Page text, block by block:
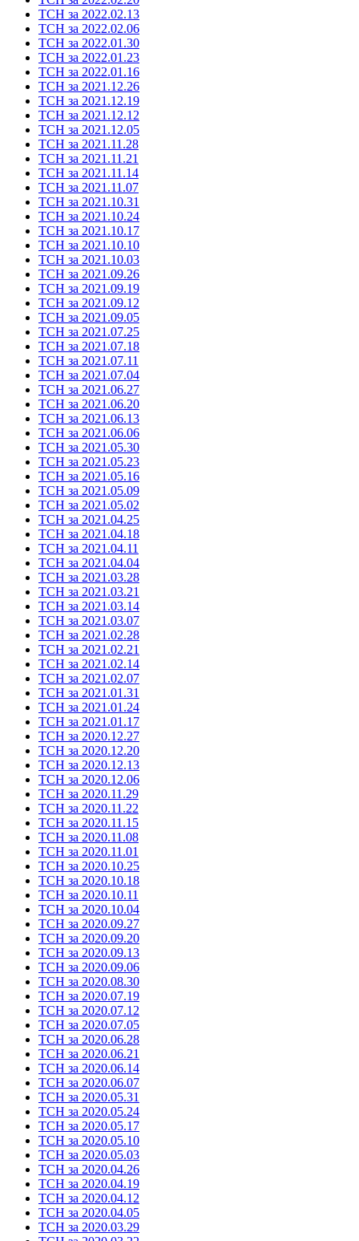
ТСН за 2022.02.13
ТСН за 2022.02.06
ТСН за 2022.01.30
ТСН за 2022.01.23
ТСН за 2022.01.16
ТСН за 2021.12.26
ТСН за 2021.12.19
ТСН за 2021.12.12
ТСН за 2021.12.05
ТСН за 2021.11.28
ТСН за 2021.11.21
ТСН за 2021.11.14
ТСН за 2021.11.07
ТСН за 2021.10.31
ТСН за 2021.10.24
ТСН за 2021.10.17
ТСН за 2021.10.10
ТСН за 2021.10.03
ТСН за 2021.09.26
ТСН за 2021.09.19
ТСН за 2021.09.12
ТСН за 2021.09.05
ТСН за 2021.07.25
ТСН за 2021.07.18
ТСН за 2021.07.11
ТСН за 2021.07.04
ТСН за 2021.06.27
ТСН за 2021.06.20
ТСН за 2021.06.13
ТСН за 2021.06.06
ТСН за 2021.05.30
ТСН за 2021.05.23
ТСН за 2021.05.16
ТСН за 2021.05.09
ТСН за 2021.05.02
ТСН за 2021.04.25
ТСН за 2021.04.18
ТСН за 2021.04.11
ТСН за 2021.04.04
ТСН за 2021.03.28
ТСН за 2021.03.21
ТСН за 2021.03.14
ТСН за 2021.03.07
ТСН за 2021.02.28
ТСН за 2021.02.21
ТСН за 2021.02.14
ТСН за 2021.02.07
ТСН за 2021.01.31
ТСН за 2021.01.24
ТСН за 2021.01.17
ТСН за 2020.12.27
ТСН за 2020.12.20
ТСН за 2020.12.13
ТСН за 2020.12.06
ТСН за 2020.11.29
ТСН за 2020.11.22
ТСН за 2020.11.15
ТСН за 2020.11.08
ТСН за 2020.11.01
ТСН за 2020.10.25
ТСН за 2020.10.18
ТСН за 2020.10.11
ТСН за 2020.10.04
ТСН за 2020.09.27
ТСН за 2020.09.20
ТСН за 2020.09.13
ТСН за 2020.09.06
ТСН за 2020.08.30
ТСН за 2020.07.19
ТСН за 2020.07.12
ТСН за 2020.07.05
ТСН за 2020.06.28
ТСН за 2020.06.21
ТСН за 2020.06.14
ТСН за 2020.06.07
ТСН за 2020.05.31
ТСН за 2020.05.24
ТСН за 2020.05.17
ТСН за 2020.05.10
ТСН за 2020.05.03
ТСН за 2020.04.26
ТСН за 2020.04.19
ТСН за 2020.04.12
ТСН за 2020.04.05
ТСН за 2020.03.29